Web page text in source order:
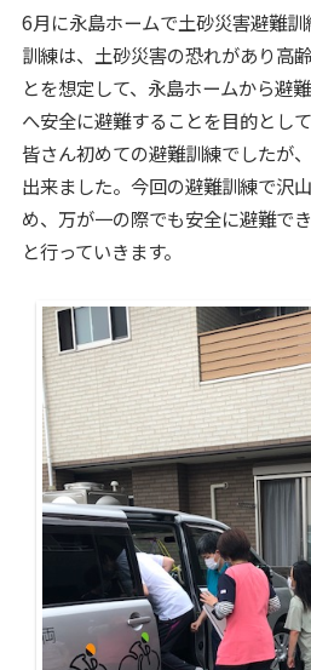
6月に永島ホームで土砂災害避難
訓練は、土砂災害の恐れがあり高
とを想定して、永島ホームから避
へ安全に避難することを目的として
皆さん初めての避難訓練でしたが
出来ました。今回の避難訓練で沢
め、万が一の際でも安全に避難で
と行っていきます。